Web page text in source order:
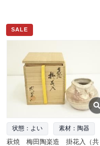
SALE
状態：よい 素材：陶器
萩焼 梅田陶楽造 掛花入（共